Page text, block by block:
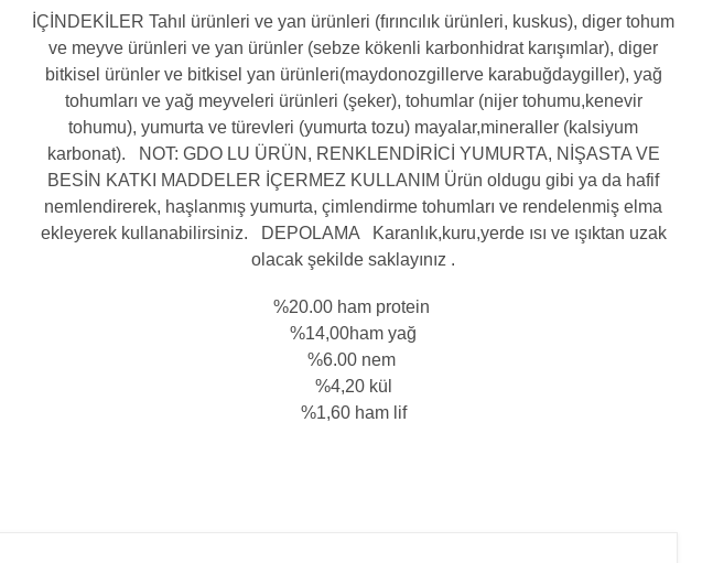
İÇİNDEKİLER Tahıl ürünleri ve yan ürünleri (fırıncılık ürünleri, kuskus), diger tohum
ve meyve ürünleri ve yan ürünler (sebze kökenli karbonhidrat karışımlar), diger
bitkisel ürünler ve bitkisel yan ürünleri(maydonozgillerve karabuğdaygiller), yağ
tohumları ve yağ meyveleri ürünleri (şeker), tohumlar (nijer tohumu,kenevir
tohumu), yumurta ve türevleri (yumurta tozu) mayalar,mineraller (kalsiyum
karbonat). NOT: GDO LU ÜRÜN, RENKLENDİRİCİ YUMURTA, NİŞASTA VE
BESİN KATKI MADDELER İÇERMEZ KULLANIM Ürün oldugu gibi ya da hafif
nemlendirerek, haşlanmış yumurta, çimlendirme tohumları ve rendelenmiş elma
ekleyerek kullanabilirsiniz. DEPOLAMA Karanlık,kuru,yerde ısı ve ışıktan uzak
olacak şekilde saklayınız .
%20.00 ham protein
%14,00ham yağ
%6.00 nem
%4,20 kül
%1,60 ham lif